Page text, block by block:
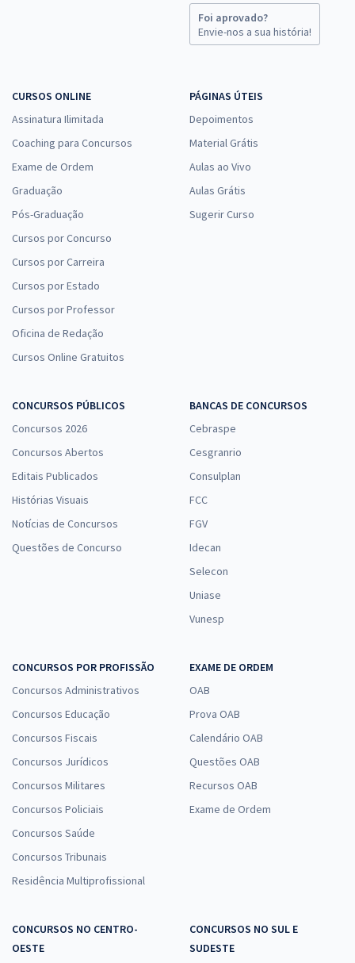
Foi aprovado?
Envie-nos a sua história!
CURSOS ONLINE
Assinatura Ilimitada
Coaching para Concursos
Exame de Ordem
Graduação
Pós-Graduação
Cursos por Concurso
Cursos por Carreira
Cursos por Estado
Cursos por Professor
Oficina de Redação
Cursos Online Gratuitos
PÁGINAS ÚTEIS
Depoimentos
Material Grátis
Aulas ao Vivo
Aulas Grátis
Sugerir Curso
CONCURSOS PÚBLICOS
Concursos 2026
Concursos Abertos
Editais Publicados
Histórias Visuais
Notícias de Concursos
Questões de Concurso
BANCAS DE CONCURSOS
Cebraspe
Cesgranrio
Consulplan
FCC
FGV
Idecan
Selecon
Uniase
Vunesp
CONCURSOS POR PROFISSÃO
Concursos Administrativos
Concursos Educação
Concursos Fiscais
Concursos Jurídicos
Concursos Militares
Concursos Policiais
Concursos Saúde
Concursos Tribunais
Residência Multiprofissional
EXAME DE ORDEM
OAB
Prova OAB
Calendário OAB
Questões OAB
Recursos OAB
Exame de Ordem
CONCURSOS NO CENTRO-
OESTE
CONCURSOS NO SUL E
SUDESTE